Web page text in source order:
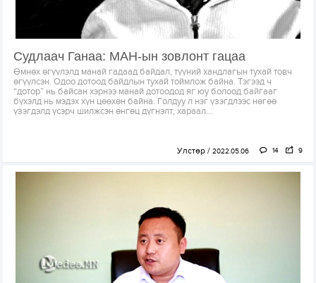
Судлаач Ганаа: МАН-ын зовлонт гацаа
Өмнөх өгүүлэлд манай гадаад байдал, түүний хандлагын тухай товч
өгүүлсэн. Одоо дотоод байдлын тухай тоймлож байна. Тэгээд ч
“дотор” нь байсан хэрнээ манай дотоодод яг юу болоод байгааг
бүхэлд нь мэдэх хүн цөөхөн байна. Голдуу л нэг үзэгдлээс нөгөө
үзэгдэлд үсэрч шилжсэн өнгөц дүгнэлт, хараал...
Улстөр 2022.05.06 14 9